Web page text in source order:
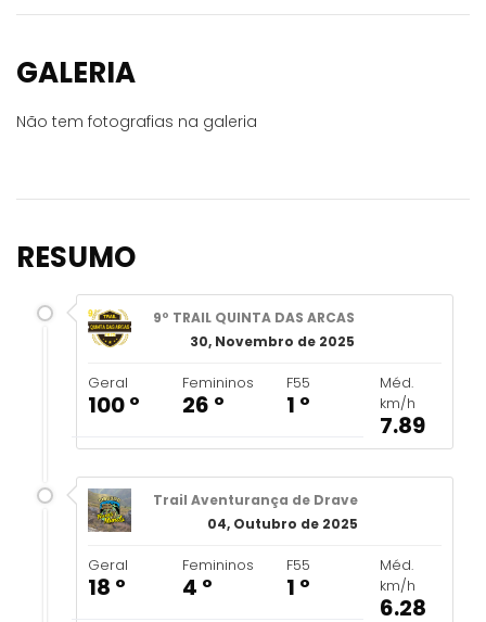
GALERIA
Não tem fotografias na galeria
RESUMO
9º TRAIL QUINTA DAS ARCAS
30, Novembro de 2025
Geral
100 º
Femininos
26 º
F55
1 º
Méd.
km/h
7.89
Trail Aventurança de Drave
04, Outubro de 2025
Geral
18 º
Femininos
4 º
F55
1 º
Méd.
km/h
6.28